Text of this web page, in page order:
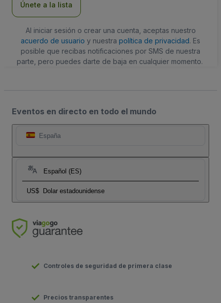
Únete a la lista
Al iniciar sesión o crear una cuenta, aceptas nuestro
acuerdo de usuario y nuestra política de privacidad. Es
posible que recibas notificaciones por SMS de nuestra
parte, pero puedes darte de baja en cualquier momento.
Eventos en directo en todo el mundo
España
Español (ES)
US$ Dolar estadounidense
Controles de seguridad de primera clase
Precios transparentes